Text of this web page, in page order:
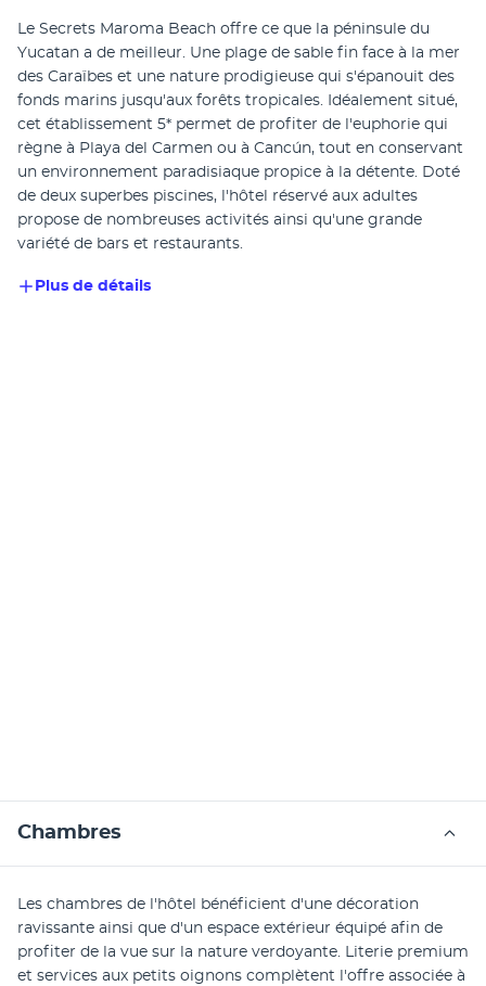
Le Secrets Maroma Beach offre ce que la péninsule du
Yucatan a de meilleur. Une plage de sable fin face à la mer
des Caraïbes et une nature prodigieuse qui s'épanouit des
fonds marins jusqu'aux forêts tropicales. Idéalement situé,
cet établissement 5* permet de profiter de l'euphorie qui
règne à Playa del Carmen ou à Cancún, tout en conservant
un environnement paradisiaque propice à la détente. Doté
de deux superbes piscines, l'hôtel réservé aux adultes
propose de nombreuses activités ainsi qu'une grande
variété de bars et restaurants.
Plus de détails
Chambres
Les chambres de l'hôtel bénéficient d'une décoration
ravissante ainsi que d'un espace extérieur équipé afin de
profiter de la vue sur la nature verdoyante. Literie premium
et services aux petits oignons complètent l'offre associée à